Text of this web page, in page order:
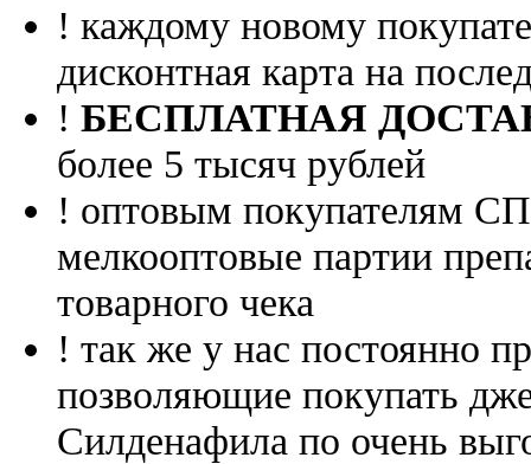
! каждому новому
дисконтная карта на
! БЕСПЛАТНАЯ
более 5 тысяч рублей
! оптовым покупателям
мелкооптовые партии
товарного чека
! так же у нас постоянно
позволяющие покупать
Силденафила по очень